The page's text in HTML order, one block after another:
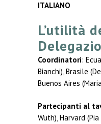
ITALIANO
L’utilità
Coordinatori:
Bianchi), Brasile
Buenos Aires
Partecipanti al
Wuth), Harvard